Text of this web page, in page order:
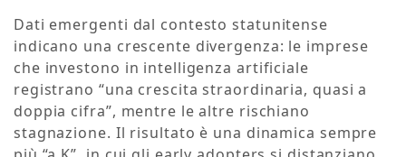
Dati emergenti dal contesto statunitense
indicano una crescente divergenza: le imprese
che investono in intelligenza artificiale
registrano “una crescita straordinaria, quasi a
doppia cifra”, mentre le altre rischiano
stagnazione. Il risultato è una dinamica sempre